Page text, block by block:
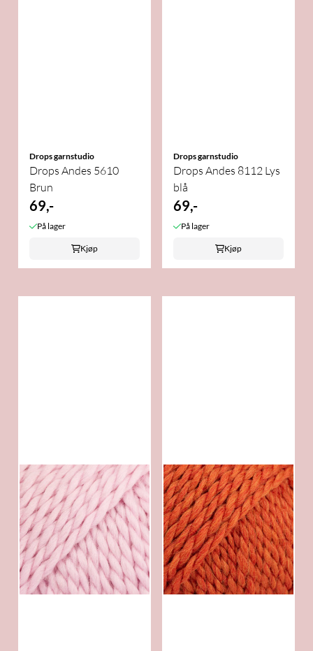
Drops garnstudio
Drops Andes 5610
Brun
69,-
På lager
Kjøp
Drops garnstudio
Drops Andes 8112 Lys
blå
69,-
På lager
Kjøp